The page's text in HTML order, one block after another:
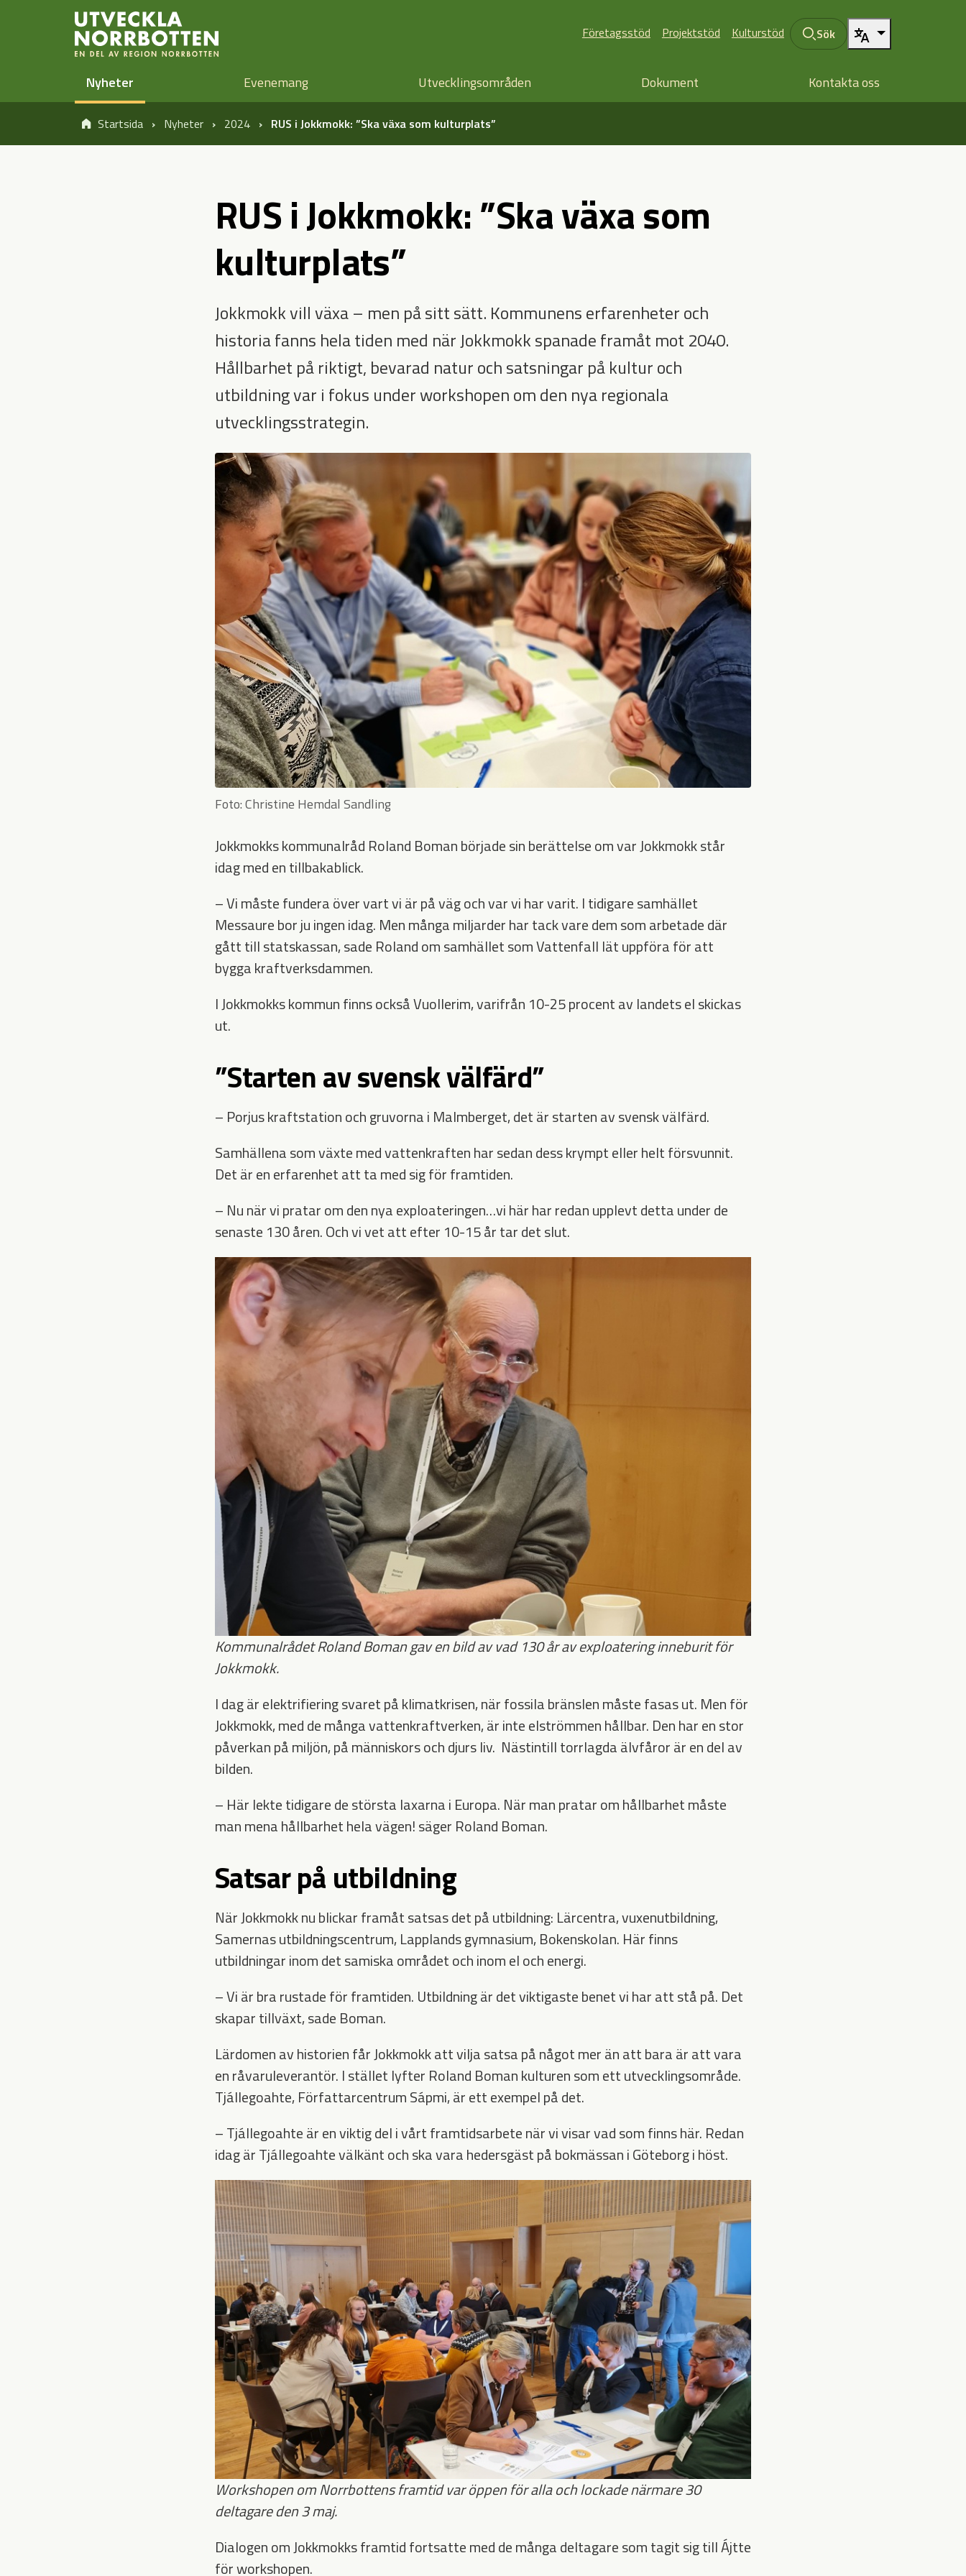
Öppna sidans huvudnavigering
Hoppa till sidans innehåll
Företagsstöd Projektstöd Kulturstöd Sök
Nyheter Evenemang Utvecklingsområden Dokument Kontakta oss
Startsida Nyheter 2024 RUS i Jokkmokk: ”Ska växa som kulturplats”
RUS i Jokkmokk: ”Ska växa som
kulturplats”
Jokkmokk vill växa – men på sitt sätt. Kommunens erfarenheter och
historia fanns hela tiden med när Jokkmokk spanade framåt mot 2040.
Hållbarhet på riktigt, bevarad natur och satsningar på kultur och
utbildning var i fokus under workshopen om den nya regionala
utvecklingsstrategin.
Foto: Christine Hemdal Sandling
Jokkmokks kommunalråd Roland Boman började sin berättelse om var Jokkmokk står
idag med en tillbakablick.
– Vi måste fundera över vart vi är på väg och var vi har varit. I tidigare samhället
Messaure bor ju ingen idag. Men många miljarder har tack vare dem som arbetade där
gått till statskassan, sade Roland om samhället som Vattenfall lät uppföra för att
bygga kraftverksdammen.
I Jokkmokks kommun finns också Vuollerim, varifrån 10-25 procent av landets el skickas
ut.
”Starten av svensk välfärd”
– Porjus kraftstation och gruvorna i Malmberget, det är starten av svensk välfärd.
Samhällena som växte med vattenkraften har sedan dess krympt eller helt försvunnit.
Det är en erfarenhet att ta med sig för framtiden.
– Nu när vi pratar om den nya exploateringen…vi här har redan upplevt detta under de
senaste 130 åren. Och vi vet att efter 10-15 år tar det slut.
Kommunalrådet Roland Boman gav en bild av vad 130 år av exploatering inneburit för
Jokkmokk.
I dag är elektrifiering svaret på klimatkrisen, när fossila bränslen måste fasas ut. Men för
Jokkmokk, med de många vattenkraftverken, är inte elströmmen hållbar. Den har en stor
påverkan på miljön, på människors och djurs liv. Nästintill torrlagda älvfåror är en del av
bilden.
– Här lekte tidigare de största laxarna i Europa. När man pratar om hållbarhet måste
man mena hållbarhet hela vägen! säger Roland Boman.
Satsar på utbildning
När Jokkmokk nu blickar framåt satsas det på utbildning: Lärcentra, vuxenutbildning,
Samernas utbildningscentrum, Lapplands gymnasium, Bokenskolan. Här finns
utbildningar inom det samiska området och inom el och energi.
– Vi är bra rustade för framtiden. Utbildning är det viktigaste benet vi har att stå på. Det
skapar tillväxt, sade Boman.
Lärdomen av historien får Jokkmokk att vilja satsa på något mer än att bara är att vara
en råvaruleverantör. I stället lyfter Roland Boman kulturen som ett utvecklingsområde.
Tjállegoahte, Författarcentrum Sápmi, är ett exempel på det.
– Tjállegoahte är en viktig del i vårt framtidsarbete när vi visar vad som finns här. Redan
idag är Tjállegoahte välkänt och ska vara hedersgäst på bokmässan i Göteborg i höst.
Workshopen om Norrbottens framtid var öppen för alla och lockade närmare 30
deltagare den 3 maj.
Dialogen om Jokkmokks framtid fortsatte med de många deltagare som tagit sig till Ájtte
för workshopen.